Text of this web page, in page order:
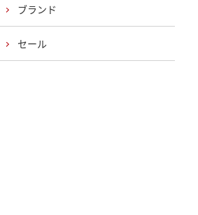
ブランド
セール